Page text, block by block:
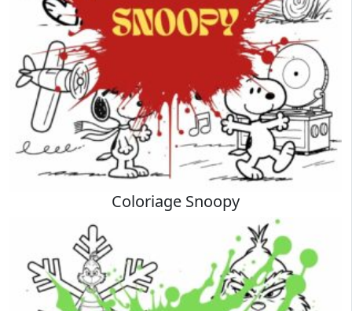
Coloriage Snoopy